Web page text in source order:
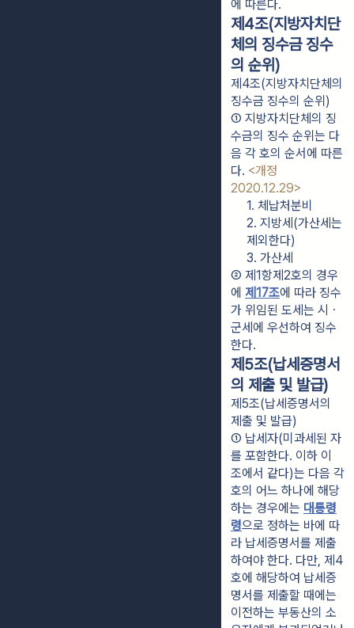
에 따른다.
제4조(지방자치단
체의 징수금 징수
의 순위)
제4조(지방자치단체의
징수금 징수의 순위)
① 지방자치단체의 징
수금의 징수 순위는 다
음 각 호의 순서에 따른
다. <개정
2020.12.29>
1. 체납처분비
2. 지방세(가산세는
제외한다)
3. 가산세
② 제1항제2호의 경우
에 제17조에 따라 징수
가 위임된 도세는 시ㆍ
군세에 우선하여 징수
한다.
제5조(납세증명서
의 제출 및 발급)
제5조(납세증명서의
제출 및 발급)
① 납세자(미과세된 자
를 포함한다. 이하 이
조에서 같다)는 다음 각
호의 어느 하나에 해당
하는 경우에는 대통령
령으로 정하는 바에 따
라 납세증명서를 제출
하여야 한다. 다만, 제4
호에 해당하여 납세증
명서를 제출할 때에는
이전하는 부동산의 소